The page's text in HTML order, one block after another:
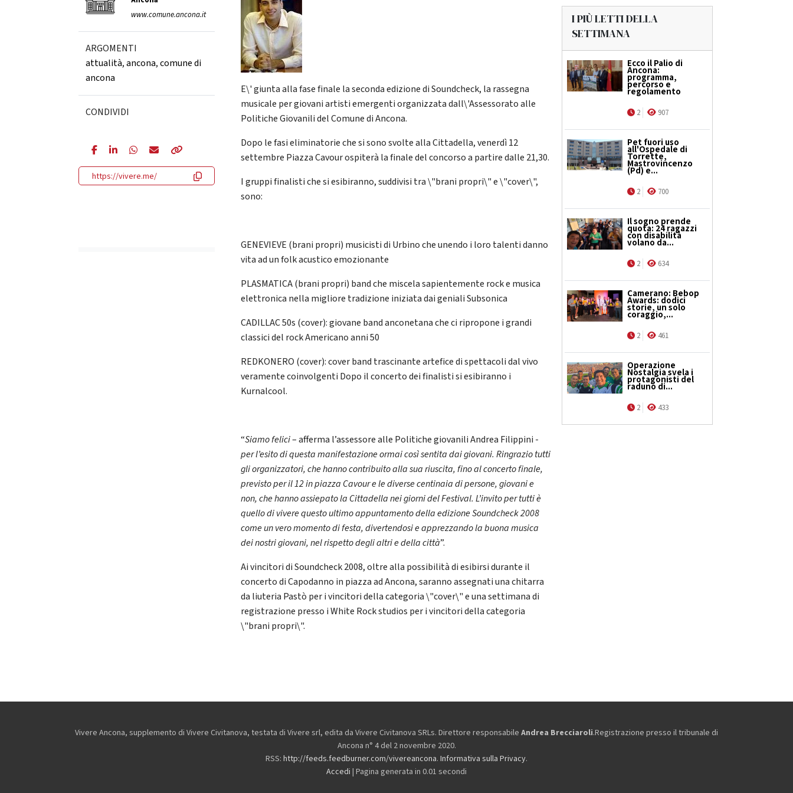
www.comune.ancona.it
ARGOMENTI
attualità,ancona,comune di
ancona
CONDIVIDI
https://vivere.me/
E\' giunta alla fase finale la seconda edizione di Soundcheck, la rassegna
musicale per giovani artisti emergenti organizzata dall\'Assessorato alle
Politiche Giovanili del Comune di Ancona.
Dopo le fasi eliminatorie che si sono svolte alla Cittadella, venerdì 12
settembre Piazza Cavour ospiterà la finale del concorso a partire dalle 21,30.
I gruppi finalisti che si esibiranno, suddivisi tra \"brani propri\" e \"cover\",
sono:
GENEVIEVE (brani propri) musicisti di Urbino che unendo i loro talenti danno
vita ad un folk acustico emozionante
PLASMATICA (brani propri) band che miscela sapientemente rock e musica
elettronica nella migliore tradizione iniziata dai geniali Subsonica
CADILLAC 50s (cover): giovane band anconetana che ci ripropone i grandi
classici del rock Americano anni 50
REDKONERO (cover): cover band trascinante artefice di spettacoli dal vivo
veramente coinvolgenti Dopo il concerto dei finalisti si esibiranno i
Kurnalcool.
“Siamo felici– afferma l’assessore alle Politiche giovanili Andrea Filippini -
per l’esito di questa manifestazione ormai così sentita dai giovani. Ringrazio tutti
gli organizzatori, che hanno contribuito alla sua riuscita, fino al concerto finale,
previsto per il 12 in piazza Cavour e le diverse centinaia di persone, giovani e
non, che hanno assiepato la Cittadella nei giorni del Festival. L’invito per tutti è
quello di vivere questo ultimo appuntamento della edizione Soundcheck 2008
come un vero momento di festa, divertendosi e apprezzando la buona musica
dei nostri giovani, nel rispetto degli altri e della città”.
Ai vincitori di Soundcheck 2008, oltre alla possibilità di esibirsi durante il
concerto di Capodanno in piazza ad Ancona, saranno assegnati una chitarra
da liuteria Pastò per i vincitori della categoria \"cover\" e una settimana di
registrazione presso i White Rock studios per i vincitori della categoria
\"brani propri\".
I PIÙ LETTI DELLA
SETTIMANA
Ecco il Palio di
Ancona:
programma,
percorso e
regolamento
2 907
Pet fuori uso
all'Ospedale di
Torrette,
Mastrovincenzo
(Pd) e...
2 700
Il sogno prende
quota: 24 ragazzi
con disabilità
volano da...
2 634
Camerano: Bebop
Awards: dodici
storie, un solo
coraggio,...
2 461
Operazione
Nostalgia svela i
protagonisti del
raduno di...
2 433
Vivere Ancona, supplemento di Vivere Civitanova, testata di Vivere srl, edita da Vivere Civitanova SRLs. Direttore responsabile Andrea Brecciaroli.Registrazione presso il tribunale di
Ancona n° 4 del 2 novembre 2020.
RSS: http://feeds.feedburner.com/vivereancona. Informativa sulla Privacy.
Accedi | Pagina generata in 0.01 secondi